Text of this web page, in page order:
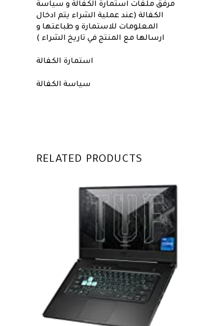
مرفق ملفات استمارة الكفالة و سياسة
الكفالة (عند عملية الشراء يتم ادخال
المعلومات للاستمارة و طباعتها و
ارسالها مع المنتج في تاريخ الشراء )
استمارة الكفالة
سياسة الكفالة
RELATED PRODUCTS